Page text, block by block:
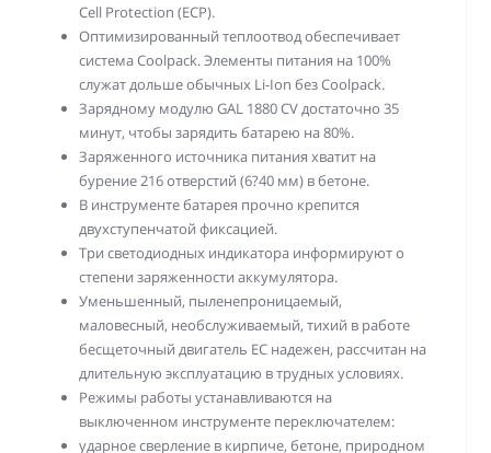
Cell Protection (ECP).
Оптимизированный теплоотвод обеспечивает
система Coolpack. Элементы питания на 100%
служат дольше обычных Li-Ion без Coolpack.
Зарядному модулю GAL 1880 CV достаточно 35
минут, чтобы зарядить батарею на 80%.
Заряженного источника питания хватит на
бурение 216 отверстий (6?40 мм) в бетоне.
В инструменте батарея прочно крепится
двухступенчатой фиксацией.
Три светодиодных индикатора информируют о
степени заряженности аккумулятора.
Уменьшенный, пыленепроницаемый,
маловесный, необслуживаемый, тихий в работе
бесщеточный двигатель EC надежен, рассчитан на
длительную эксплуатацию в трудных условиях.
Режимы работы устанавливаются на
выключенном инструменте переключателем:
ударное сверление в кирпиче, бетоне, природном